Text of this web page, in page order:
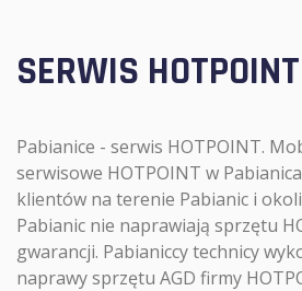
SERWIS HOTPOINT
Pabianice - serwis HOTPOINT.
serwisowe HOTPOINT w
klientów na terenie Pabianic i
Pabianic nie naprawiają sprzętu
gwarancji. Pabianiccy technicy
naprawy sprzętu AGD firmy